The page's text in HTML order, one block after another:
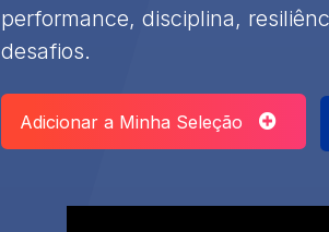
performance, disciplina,
desafios.
Adicionar a Minha Seleção